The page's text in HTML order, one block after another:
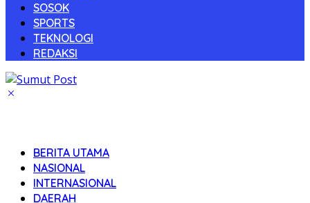
SOSOK
SPORTS
TEKNOLOGI
REDAKSI
BERITA UTAMA
NASIONAL
INTERNASIONAL
DAERAH